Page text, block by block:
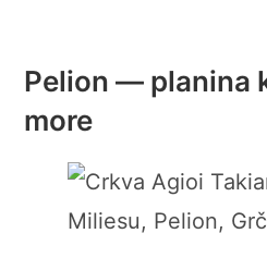
Pelion — planina
more